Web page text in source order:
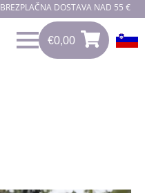
BREZPLAČNA DOSTAVA NAD 55 €
€0,00
€0,00